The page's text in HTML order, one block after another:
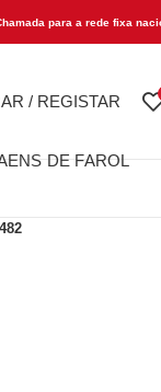
para a rede fixa
/ REGISTAR
DE FAROL